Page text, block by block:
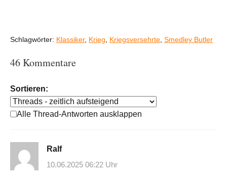
Schlagwörter: Klassiker, Krieg Kriegsversehrte Smedley Butler
46 Kommentare
Sortieren:
Alle Thread-Antworten ausklappen
Ralf
10.06.2025 06:22 Uhr